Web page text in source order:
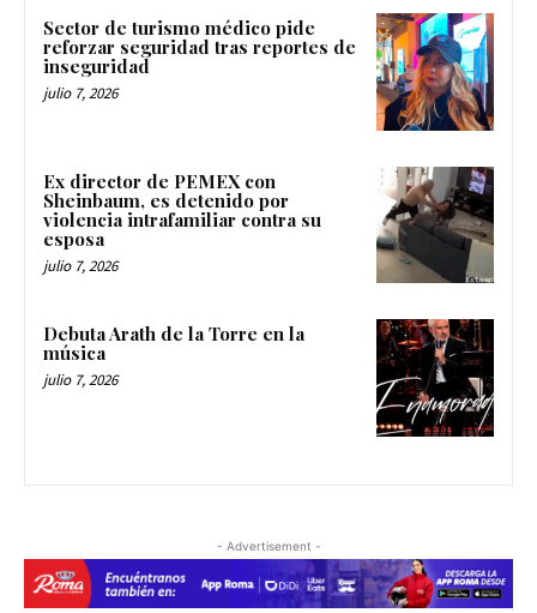
Sector de turismo médico pide
reforzar seguridad tras reportes de
inseguridad
julio 7, 2026
Ex director de PEMEX con
Sheinbaum, es detenido por
violencia intrafamiliar contra su
esposa
julio 7, 2026
Debuta Arath de la Torre en la
música
julio 7, 2026
- Advertisement -